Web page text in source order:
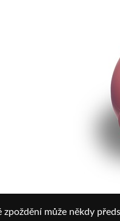
zpoždění může někdy